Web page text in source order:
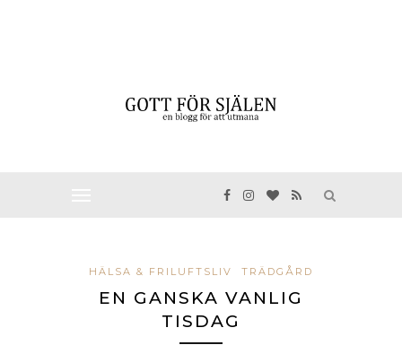
HÄLSA & FRILUFTSLIV TRÄDGÅRD
EN GANSKA VANLIG
TISDAG